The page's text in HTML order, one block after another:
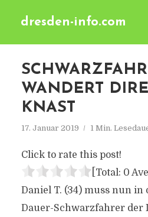
dresden-info.com
WANDERT
KNAST
17. Januar 2019 1 Min.
Click to rate this post!
[Total: 0
Daniel T. (34) muss nun in
Dauer-Schwarzfahrer der